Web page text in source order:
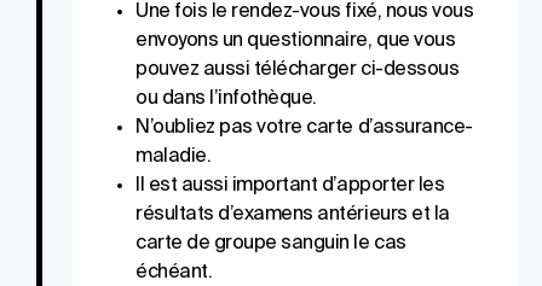
Une fois le rendez-vous fixé, nous vous
envoyons un questionnaire, que vous
pouvez aussi télécharger ci-dessous
ou dans l’infothèque.
N’oubliez pas votre carte d’assurance-
maladie.
Il est aussi important d’apporter les
résultats d’examens antérieurs et la
carte de groupe sanguin le cas
échéant.